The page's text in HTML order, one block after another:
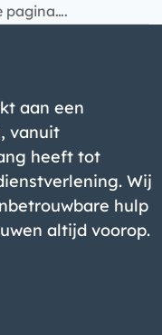
pagina….
aan een
vanuit
heeft tot
Wij
hulp
altijd voorop.